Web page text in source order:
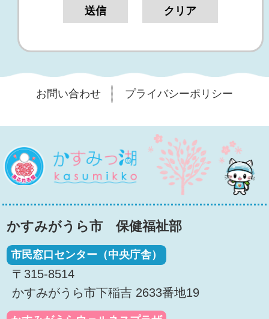
お問い合わせ プライバシーポリシー
かすみっ湖
かすみがうら市 保健福祉部
市民窓口センター（中央庁舎）
〒315-8514
かすみがうら市下稲吉 2633番地19